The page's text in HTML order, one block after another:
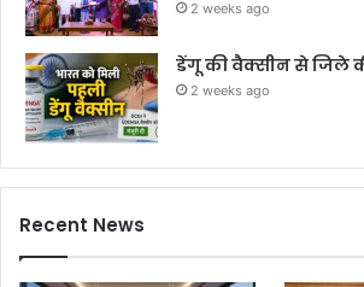
2 weeks ago
डेंगू की वैक्सीन से जिले
2 weeks ago
Recent News